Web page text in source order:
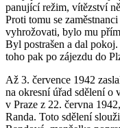
panující režim, vítězství
Proti tomu se
vyhrožovati, bylo mu
Byl postrašen a dal
toho pak po zájezdu do
Až 3. července 1942
na okresní úřad sdělení o
v Praze z 22. června
Randa. Toto sdělení